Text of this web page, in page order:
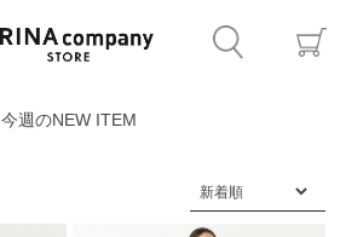
今週のNEW ITEM